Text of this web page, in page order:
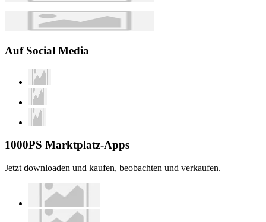
Auf Social Media
1000PS Marktplatz-Apps
Jetzt downloaden und kaufen, beobachten und verkaufen.